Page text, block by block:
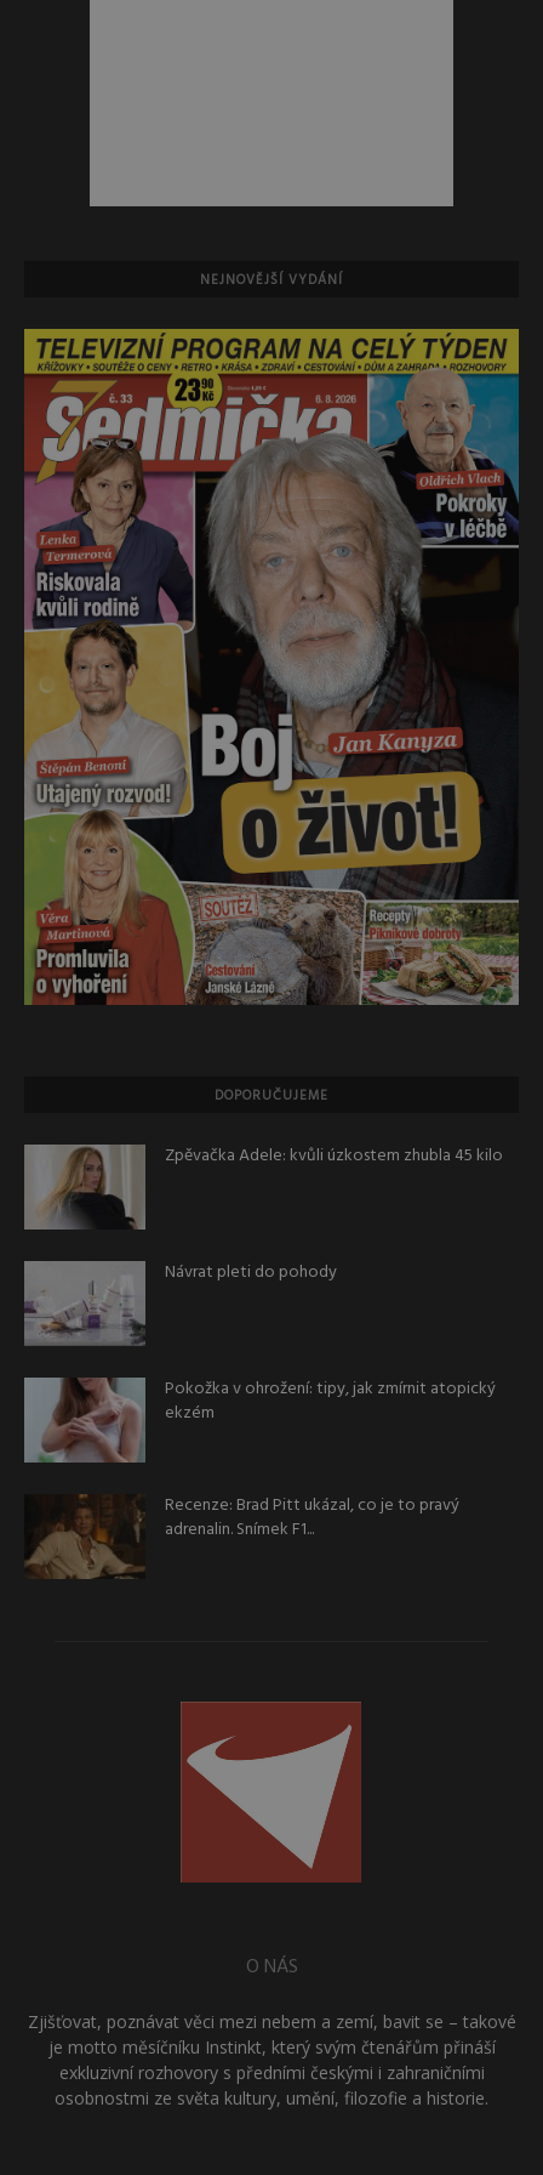
NEJNOVĚJŠÍ VYDÁNÍ
DOPORUČUJEME
Zpěvačka Adele: kvůli úzkostem zhubla 45 kilo
Návrat pleti do pohody
Pokožka v ohrožení: tipy, jak zmírnit atopický
ekzém
Recenze: Brad Pitt ukázal, co je to pravý
adrenalin. Snímek F1...
O NÁS
Zjišťovat, poznávat věci mezi nebem a zemí, bavit se – takové
je motto měsíčníku Instinkt, který svým čtenářům přináší
exkluzivní rozhovory s předními českými i zahraničními
osobnostmi ze světa kultury, umění, filozofie a historie.